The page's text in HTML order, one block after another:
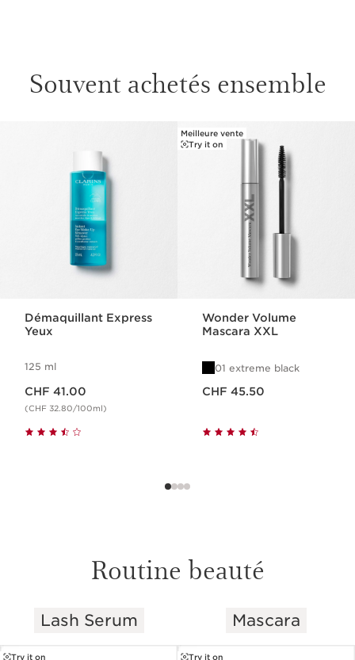
Souvent achetés ensemble
Démaquillant Express
Yeux
125 ml
CHF 41.00
(CHF 32.80/100ml)
Meilleure vente
Try it on
Wonder Volume
Mascara XXL
01 extreme black
CHF 45.50
Routine beauté
ALLER AU CONTENU
Lash Serum
Try it on
Mascara
Try it on